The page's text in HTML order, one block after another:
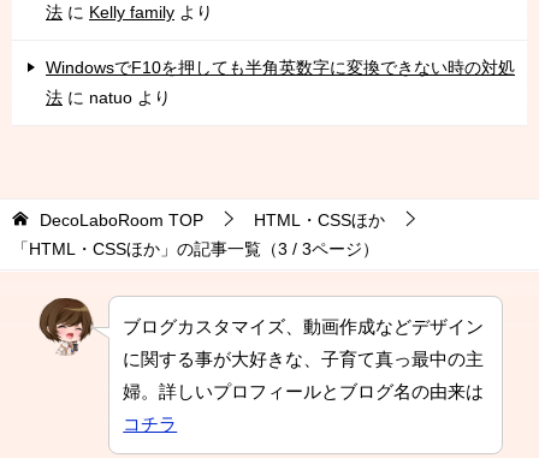
法 に Kelly family より
WindowsでF10を押しても半角英数字に変換できない時の対処
法 に natuo より
DecoLaboRoom TOP
HTML・CSSほか
「HTML・CSSほか」の記事一覧（3 / 3ページ）
ブログカスタマイズ、動画作成などデザイン
に関する事が大好きな、子育て真っ最中の主
婦。詳しいプロフィールとブログ名の由来は
コチラ